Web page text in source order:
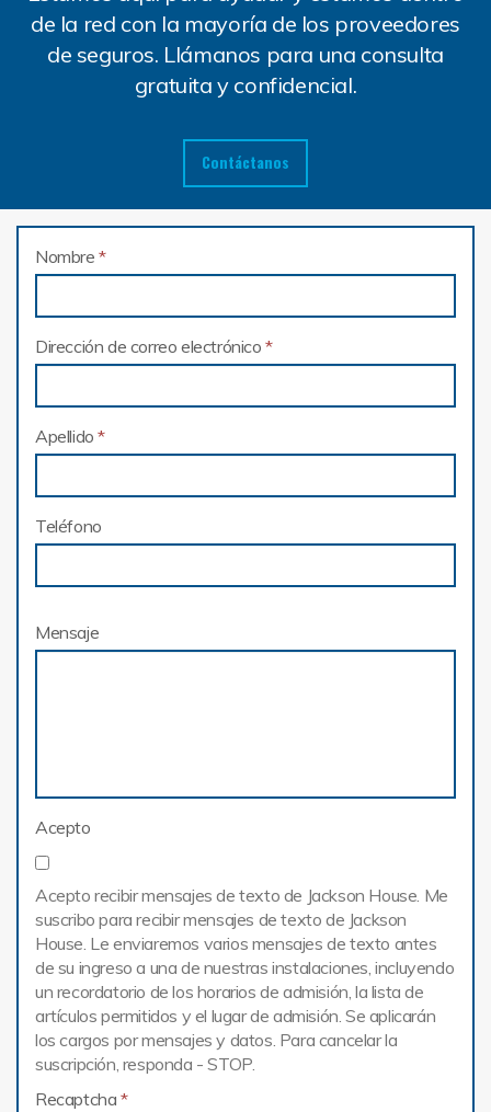
de la red con la mayoría de los proveedores
de seguros. Llámanos para una consulta
gratuita y confidencial.
Contáctanos
Nombre*
Dirección de correo electrónico*
Apellido*
Teléfono
Mensaje
Acepto
Acepto recibir mensajes de texto de Jackson House. Me
suscribo para recibir mensajes de texto de Jackson
House. Le enviaremos varios mensajes de texto antes
de su ingreso a una de nuestras instalaciones, incluyendo
un recordatorio de los horarios de admisión, la lista de
artículos permitidos y el lugar de admisión. Se aplicarán
los cargos por mensajes y datos. Para cancelar la
suscripción, responda - STOP.
Recaptcha *